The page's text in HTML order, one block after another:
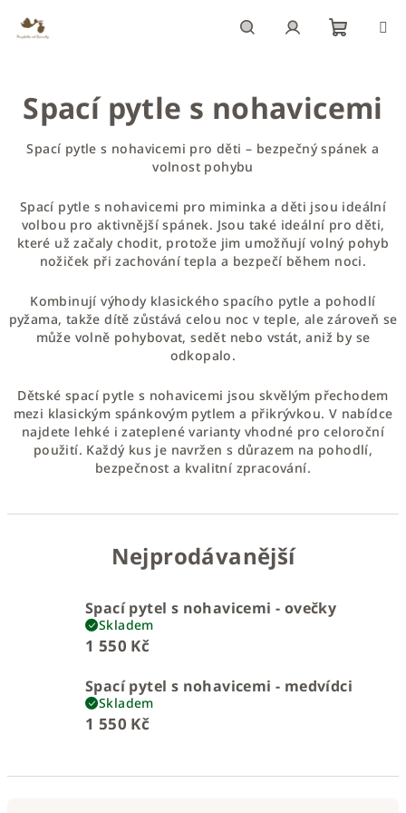
obsah
košík
Spací pytle s nohavicemi
Spací pytle s nohavicemi pro děti – bezpečný spánek a
volnost pohybu
Spací pytle s nohavicemi pro miminka a děti jsou ideální
volbou pro aktivnější spánek. Jsou také ideální pro děti,
které už začaly chodit, protože jim umožňují volný pohyb
nožiček při zachování tepla a bezpečí během noci.
Kombinují výhody klasického spacího pytle a pohodlí
pyžama, takže dítě zůstává celou noc v teple, ale zároveň se
může volně pohybovat, sedět nebo vstát, aniž by se
odkopalo.
Dětské spací pytle s nohavicemi jsou skvělým přechodem
mezi klasickým spánkovým pytlem a přikrývkou. V nabídce
najdete lehké i zateplené varianty vhodné pro celoroční
použití. Každý kus je navržen s důrazem na pohodlí,
bezpečnost a kvalitní zpracování.
Nejprodávanější
Spací pytel s nohavicemi - ovečky
Skladem
1 550 Kč
Spací pytel s nohavicemi - medvídci
Skladem
1 550 Kč